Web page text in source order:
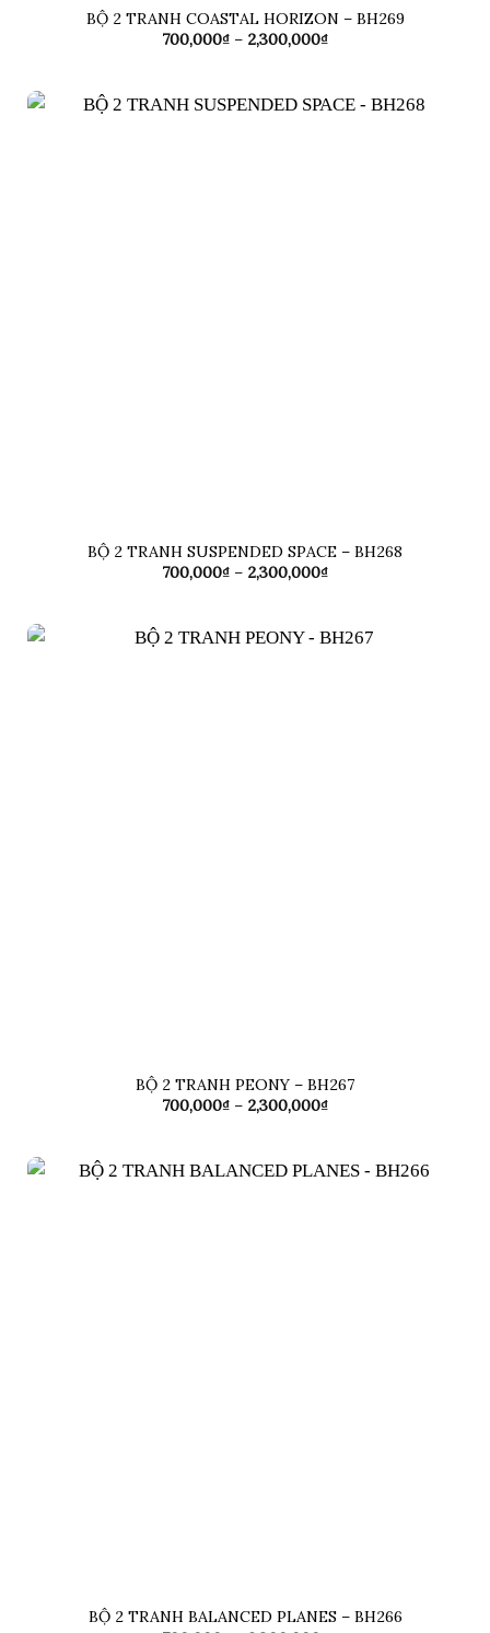
BỘ 2 TRANH COASTAL HORIZON – BH269
700,000₫ – 2,300,000₫Khoảng
đến
2,300,000₫
BỘ 2 TRANH SUSPENDED SPACE – BH268
700,000₫ – 2,300,000₫Khoảng
đến
2,300,000₫
BỘ 2 TRANH PEONY – BH267
700,000₫ – 2,300,000₫Khoảng
đến
2,300,000₫
BỘ 2 TRANH BALANCED PLANES – BH266